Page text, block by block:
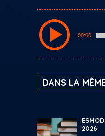
00:00
DANS LA
2026